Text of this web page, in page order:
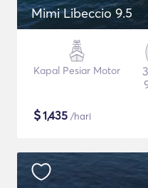
Mimi Libeccio 9.5
Kapal Pesiar Motor
$1,435 /hari